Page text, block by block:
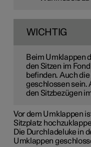
WICHTIG
Beim Umklappen
den Sitzen im
befinden. Auch
geschlossen sein.
den Sitzbezügen
Vor dem Umklappen
Sitzplatz
Die Durchladeluke in
Umklappen